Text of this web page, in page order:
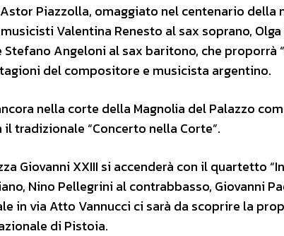
Piazzolla, omaggiato nel centenario della
Valentina Renesto al sax soprano,
Angeloni al sax baritono, che proporrà
del compositore e musicista argentino.
nella corte della Magnolia del Palazzo
tradizionale “Concerto nella Corte”.
Giovanni XXIII si accenderà con il quartetto
Nino Pellegrini al contrabbasso, Giovanni
in via Atto Vannucci ci sarà da scoprire la
di Pistoia.